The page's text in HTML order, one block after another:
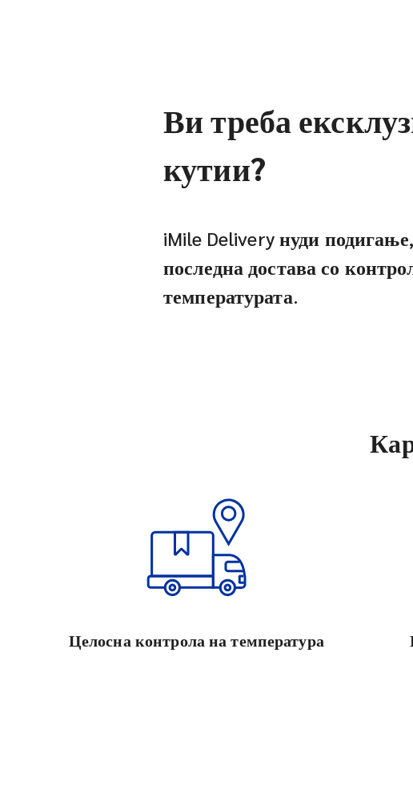
Ви треба
кутии?
iMile Delivery нуди
последна достава со
температурата.
Целосна контрола на температура